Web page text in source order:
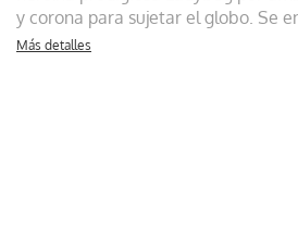
y corona para sujetar el globo. Se
Más detalles